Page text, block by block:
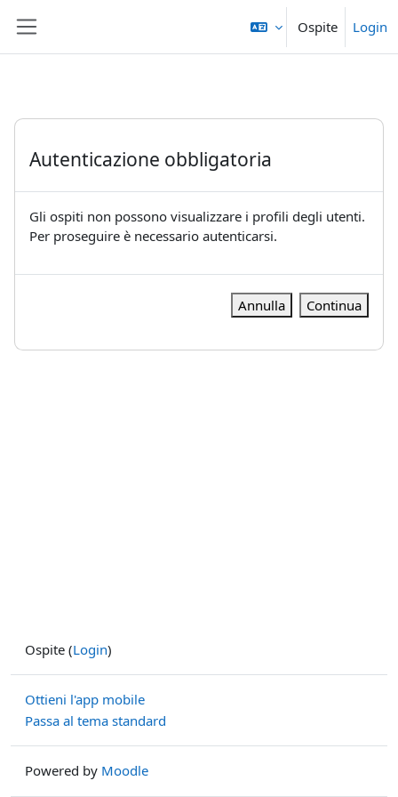
Ospite Login
Autenticazione obbligatoria
Gli ospiti non possono visualizzare i profili degli utenti.
Per proseguire è necessario autenticarsi.
Annulla Continua
Ospite (Login)
Ottieni l'app mobile
Passa al tema standard
Powered by Moodle